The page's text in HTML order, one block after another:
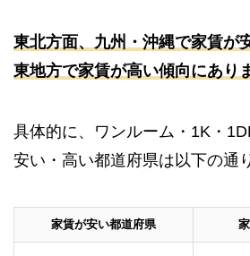
東北方面、九州・沖縄で家賃が
東地方で家賃が高い傾向にあり
具体的に、ワンルーム・1K・
安い・高い都道府県は以下の通
家賃が安い都道府県